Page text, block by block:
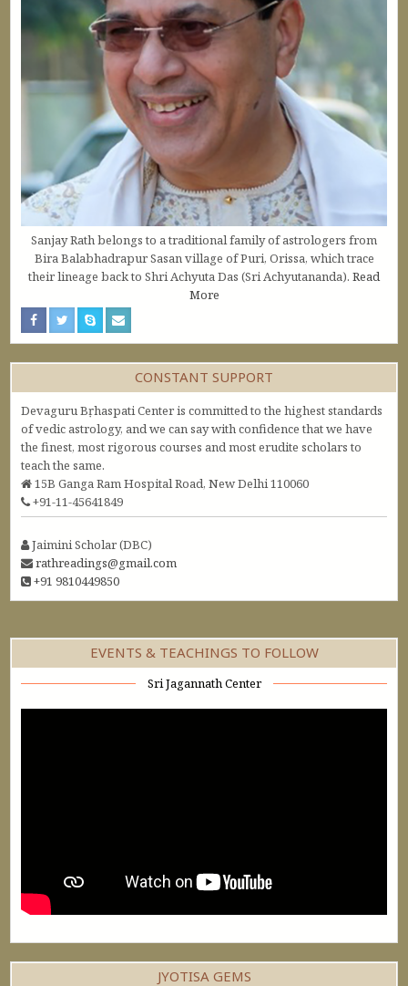
Sanjay Rath belongs to a traditional family of astrologers from
Bira Balabhadrapur Sasan village of Puri, Orissa, which trace
their lineage back to Shri Achyuta Das (Sri Achyutananda). Read
More
CONSTANT SUPPORT
Devaguru Bṛhaspati Center is committed to the highest standards
of vedic astrology, and we can say with confidence that we have
the finest, most rigorous courses and most erudite scholars to
teach the same.
15B Ganga Ram Hospital Road, New Delhi 110060
+91-11-45641849
Jaimini Scholar (DBC)
rathreadings@gmail.com
+91 9810449850
EVENTS & TEACHINGS TO FOLLOW
Sri Jagannath Center
JYOTISA GEMS